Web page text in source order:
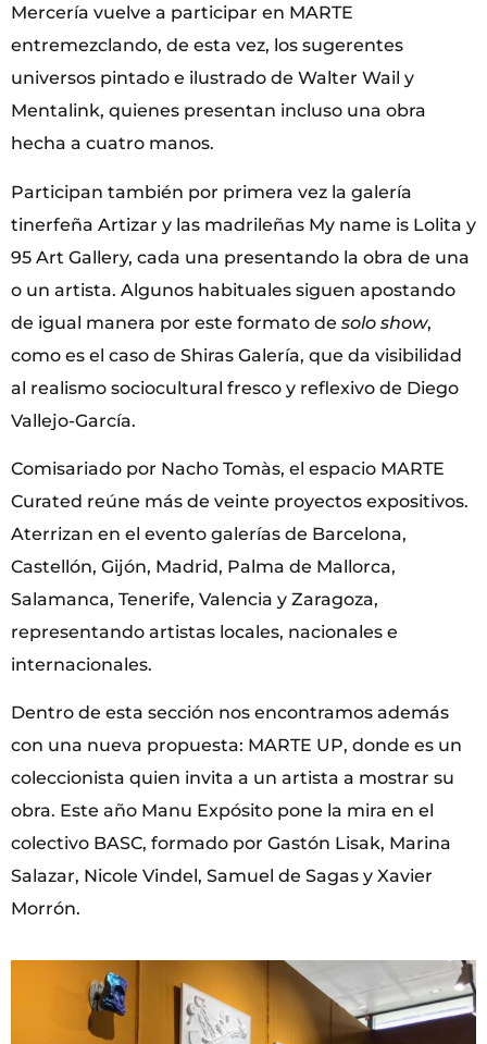
Mercería vuelve a participar en MARTE
entremezclando, de esta vez, los sugerentes
universos pintado e ilustrado de Walter Wail y
Mentalink, quienes presentan incluso una obra
hecha a cuatro manos.
Participan también por primera vez la galería
tinerfeña Artizar y las madrileñas My name is Lolita y
95 Art Gallery, cada una presentando la obra de una
o un artista. Algunos habituales siguen apostando
de igual manera por este formato de solo show,
como es el caso de Shiras Galería, que da visibilidad
al realismo sociocultural fresco y reflexivo de Diego
Vallejo-García.
Comisariado por Nacho Tomàs, el espacio MARTE
Curated reúne más de veinte proyectos expositivos.
Aterrizan en el evento galerías de Barcelona,
Castellón, Gijón, Madrid, Palma de Mallorca,
Salamanca, Tenerife, Valencia y Zaragoza,
representando artistas locales, nacionales e
internacionales.
Dentro de esta sección nos encontramos además
con una nueva propuesta: MARTE UP, donde es un
coleccionista quien invita a un artista a mostrar su
obra. Este año Manu Expósito pone la mira en el
colectivo BASC, formado por Gastón Lisak, Marina
Salazar, Nicole Vindel, Samuel de Sagas y Xavier
Morrón.